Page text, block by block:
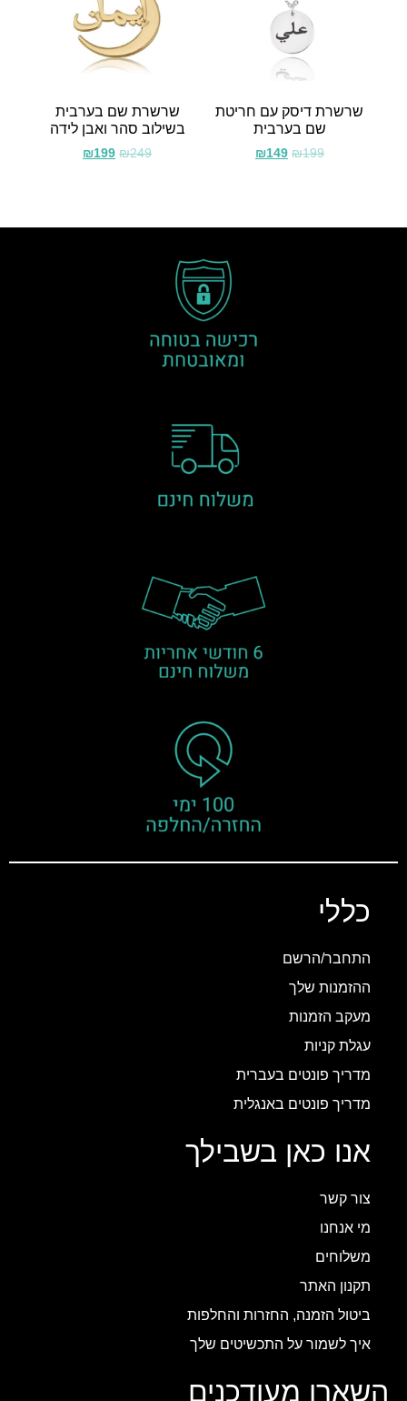
שרשרת דיסק עם חריטת
שם בערבית
₪199
₪149
שרשרת שם בערבית
בשילוב סהר ואבן לידה
₪249
₪199
כללי
התחבר/הרשם
ההזמנות שלך
מעקב הזמנות
עגלת קניות
מדריך פונטים בעברית
מדריך פונטים באנגלית
אנו כאן בשבילך
צור קשר
מי אנחנו
משלוחים
תקנון האתר
ביטול הזמנה, החזרות והחלפות
איך לשמור על התכשיטים שלך
השארו מעודכנים